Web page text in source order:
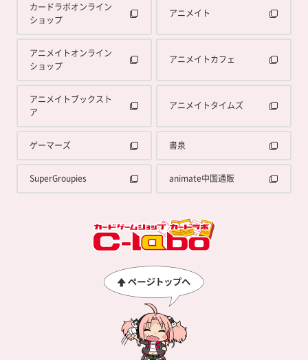
カードラボオンライン
ショップ
アニメイト
アニメイトオンライン
ショップ
アニメイトカフェ
アニメイトブックスト
ア
アニメイトタイムズ
ゲーマーズ 書泉
SuperGroupies animate中国通販